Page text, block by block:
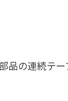
の連続テー